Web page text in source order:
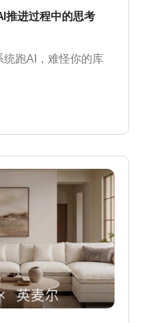
推进过程中的思考
跑AI，难怪你的库